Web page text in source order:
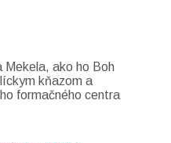
Mekela, ako ho Boh
kňazom a
formačného centra